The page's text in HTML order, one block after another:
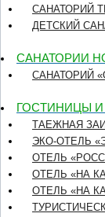
САНАТОРИЙ
ДЕТСКИЙ
САНАТОРИИ
САНАТОРИЙ
ГОСТИНИЦЫ
ТАЕЖНАЯ
ЭКО-ОТЕЛЬ
ОТЕЛЬ
ОТЕЛЬ «НА
ОТЕЛЬ «НА